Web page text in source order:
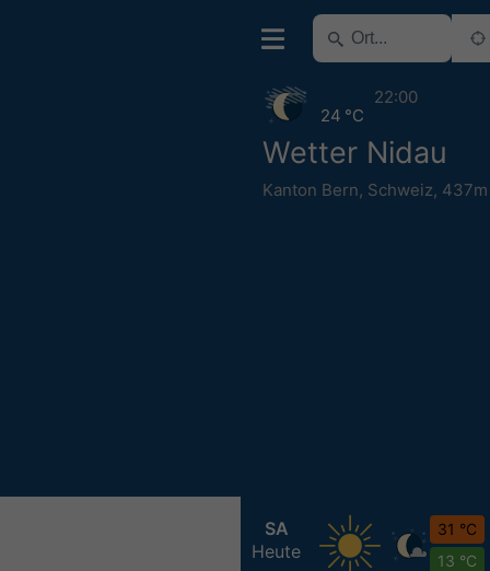
Wetter Nidau
Kanton Bern, Schweiz,
24 °C
22:00
SA
Heute
31 °C
13 °C